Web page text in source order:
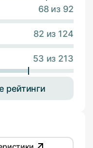
68 из 92
82 из 124
53 из 213
рейтинги